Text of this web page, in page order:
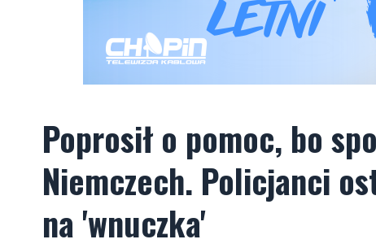
Poprosił o pomoc, bo
Niemczech. Policjanci
na 'wnuczka'